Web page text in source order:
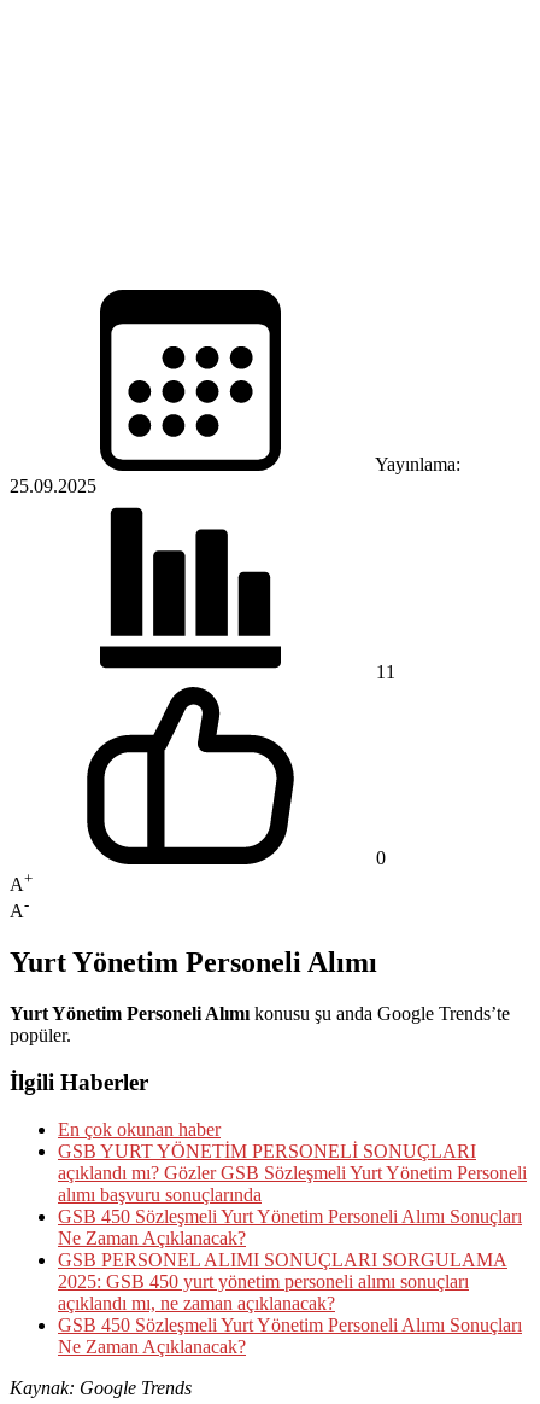
Yayınlama:
25.09.2025
11
0
A+
A-
Yurt Yönetim Personeli Alımı
Yurt Yönetim Personeli Alımı konusu şu anda Google Trends’te
popüler.
İlgili Haberler
En çok okunan haber
GSB YURT YÖNETİM PERSONELİ SONUÇLARI
açıklandı mı? Gözler GSB Sözleşmeli Yurt Yönetim Personeli
alımı başvuru sonuçlarında
GSB 450 Sözleşmeli Yurt Yönetim Personeli Alımı Sonuçları
Ne Zaman Açıklanacak?
GSB PERSONEL ALIMI SONUÇLARI SORGULAMA
2025: GSB 450 yurt yönetim personeli alımı sonuçları
açıklandı mı, ne zaman açıklanacak?
GSB 450 Sözleşmeli Yurt Yönetim Personeli Alımı Sonuçları
Ne Zaman Açıklanacak?
Kaynak: Google Trends